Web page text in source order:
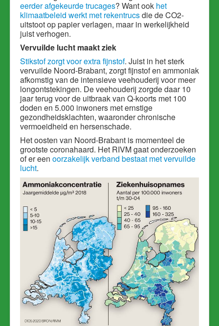
eerder afgekeurde trucages? Want ook het
klimaatbeleid werkt met rekentrucsdie de CO2-
uitstoot op papier verlagen, maar in werkelijkheid
juist verhogen.
Vervuilde lucht maakt ziek
Stikstof zorgt voor extra fijnstof. Juist in het sterk
vervuilde Noord-Brabant, zorgt fijnstof en ammoniak
afkomstig van de intensieve veehouderij voor meer
longontstekingen. De veehouderij zorgde daar 10
jaar terug voor de uitbraak van Q-koorts met 100
doden en 5.000 inwoners met ernstige
gezondheidsklachten, waaronder chronische
vermoeidheid en hersenschade.
Het oosten van Noord-Brabant is momenteel de
grootste coronahaard. Het RIVM gaat onderzoeken
of er een oorzakelijk verband bestaat met vervuilde
lucht.